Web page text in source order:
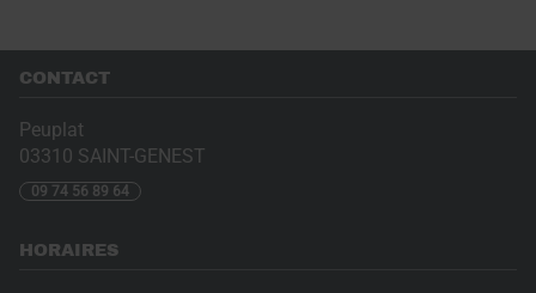
CONTACT
Peuplat
03310 SAINT-GENEST
09 74 56 89 64
HORAIRES